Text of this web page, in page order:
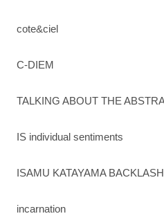
cote&ciel
C-DIEM
TALKING ABOUT THE
IS individual sentiments
ISAMU KATAYAMA BACKLASH
incarnation